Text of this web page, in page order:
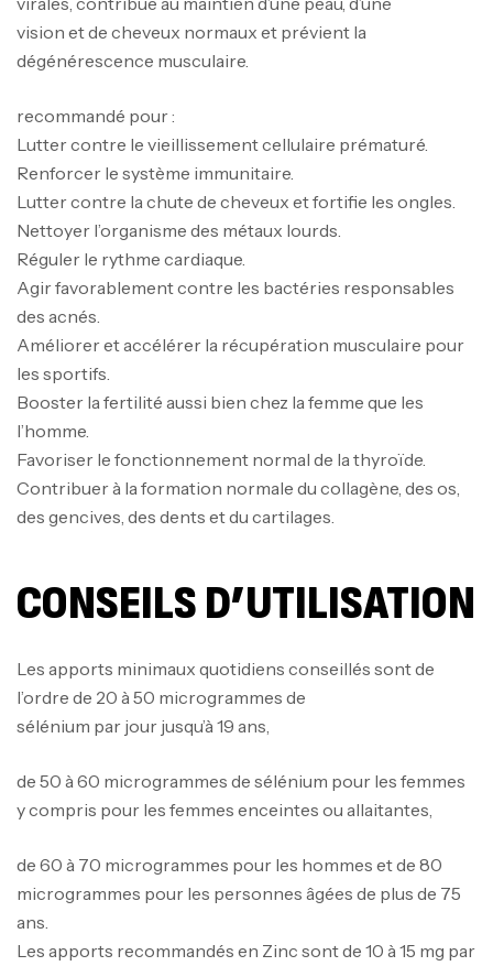
vision et de cheveux normaux et prévient la
dégénérescence musculaire.
recommandé pour :
Lutter contre le vieillissement cellulaire prématuré.
Renforcer le système immunitaire.
Lutter contre la chute de cheveux et fortifie les ongles.
Nettoyer l’organisme des métaux lourds.
Réguler le rythme cardiaque.
Agir favorablement contre les bactéries responsables
des acnés.
Améliorer et accélérer la récupération musculaire pour
les sportifs.
Booster la fertilité aussi bien chez la femme que les
l’homme.
Favoriser le fonctionnement normal de la thyroïde.
Contribuer à la formation normale du collagène, des os,
des gencives, des dents et du cartilages.
CONSEILS D’UTILISATION
Les apports minimaux quotidiens conseillés sont de
l’ordre de 20 à 50 microgrammes de
sélénium par jour jusqu’à 19 ans,
de 50 à 60 microgrammes de sélénium pour les femmes
y compris pour les femmes enceintes ou allaitantes,
de 60 à 70 microgrammes pour les hommes et de 80
microgrammes pour les personnes âgées de plus de 75
ans.
Les apports recommandés en Zinc sont de 10 à 15 mg par